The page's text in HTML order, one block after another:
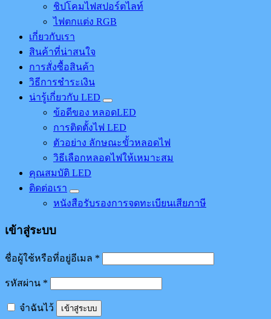
ชิปโคมไฟสปอร์ตไลท์
ไฟตกแต่ง RGB
เกี่ยวกับเรา
สินค้าที่น่าสนใจ
การสั่งซื้อสินค้า
วิธีการชำระเงิน
น่ารู้เกี่ยวกับ LED
ข้อดีของ หลอดLED
การติดตั้งไฟ LED
ตัวอย่าง ลักษณะขั้วหลอดไฟ
วิธีเลือกหลอดไฟให้เหมาะสม
คุณสมบัติ LED
ติดต่อเรา
หนังสือรับรองการจดทะเบียนเสียภาษี
เข้าสู่ระบบ
ชื่อผู้ใช้หรือที่อยู่อีเมล *
รหัสผ่าน *
จำฉันไว้ เข้าสู่ระบบ